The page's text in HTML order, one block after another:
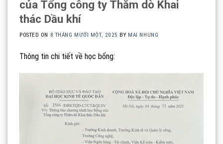
của Tổng công ty Thăm dò Khai
thác Dầu khí
POSTED ON 8 THÁNG MƯỜI MỘT, 2025 BY MAI NHUNG
Thông tin chi tiết về học bổng: